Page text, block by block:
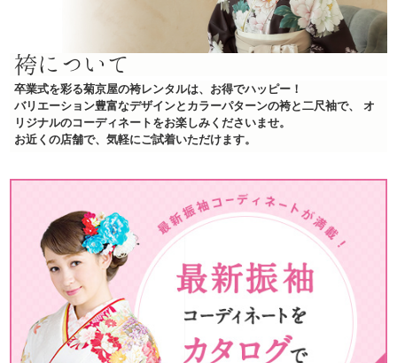
袴について
卒業式を彩る菊京屋の袴レンタルは、お得でハッピー！
バリエーション豊富なデザインとカラーパターンの袴と二尺袖で、
オ
リジナルのコーディネートをお楽しみくださいませ。
お近くの店舗で、気軽にご試着いただけます。